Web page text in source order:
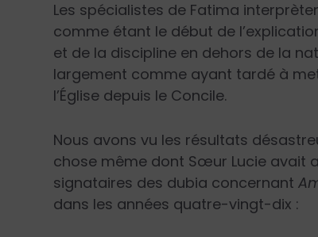
Les spécialistes de Fatima
comme étant le début de
et de la discipline en dehors de la
largement comme ayant tardé à
l’Église depuis le Concile.
Nous avons vu les résultats
chose même dont Sœur Lucie avait
signataires des dubia concernant
dans les années quatre-vingt-dix :